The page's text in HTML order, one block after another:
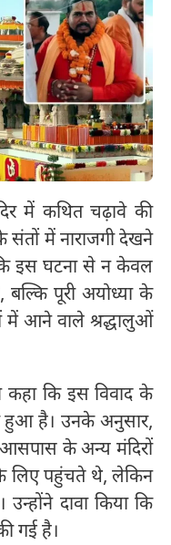
में कथित चढ़ावे की
संतों में नाराजगी देखने
इस घटना से न केवल
बल्कि पूरी अयोध्या के
में आने वाले श्रद्धालुओं
कहा कि इस विवाद के
हुआ है। उनके अनुसार,
के अन्य मंदिरों
लिए पहुंचते थे, लेकिन
दावा किया कि
गई है।